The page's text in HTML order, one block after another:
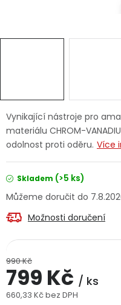
Značky
Jaký je aktuální stav mé
Velkoobchodní
Doprava a platba
Vynikající nástroje pro
materiálu CHROM-
odolnost proti oděru. Více
Skladem (>5 ks)
Možnosti doručení
990 Kč
799 Kč / ks
660,33 Kč bez DPH